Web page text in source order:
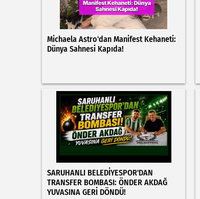
Michaela Astro'dan Manifest Kehaneti:
Dünya Sahnesi Kapıda!
SARUHANLI BELEDİYESPOR'DAN
TRANSFER BOMBASI: ÖNDER AKDAĞ
YUVASINA GERİ DÖNDÜ!